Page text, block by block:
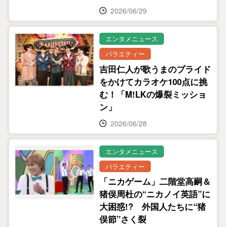
2026/06/29
エンタメニュース
バラエティー
吉田仁人が歌うまのプライド
をかけてカラオケ100点に挑
む！「M!LKの爆裂ミッショ
ン」
2026/06/28
エンタメニュース
バラエティー
「ニカゲーム」二階堂高嗣＆
猪俣周杜の“ニカノイ英語”に
大困惑!? 外国人たちに“猪
俣節”さく裂